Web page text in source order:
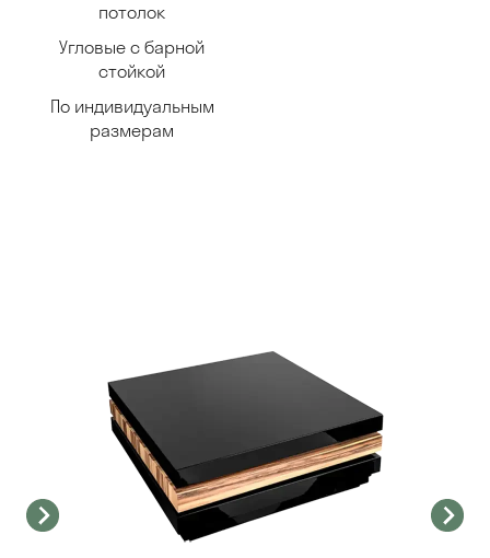
потолок
Угловые с барной
стойкой
По индивидуальным
размерам